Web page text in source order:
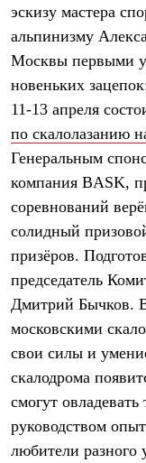
Футболки
Рубашки
Толстовки
Брюки
Женская одежда
Утепленная пухом
Куртки
Брюки
Жилеты
Утепленная
Брюки
Штормовая одежда
Софтшелл одежда
Куртки
Брюки
Лёгкая одежда
Рубашки
Футболки
Брюки
Термобелье
Среднее термобелье
Легкое термобелье
эскизу мастера
альпинизму
Москвы первыми
новеньких
11-13 апреля
по скалолазанию
Генеральным
компания BASK,
соревнований
солидный
призёров.
председатель
Дмитрий Бычков.
московскими
свои силы и
скалодрома
смогут
руководством
любители разного